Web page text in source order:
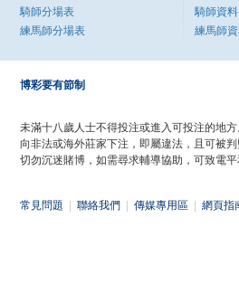
騎師分場表
練馬師分場表
騎師資料
練馬師
博彩要有節制
未滿十八歲人士不得投注或進入可投注的地方
向非法或海外莊家下注，即屬違法，且可被判
切勿沉迷賭博，如需尋求輔導協助，可致電平
常見問題 聯絡我們 傳媒專用區 網頁指